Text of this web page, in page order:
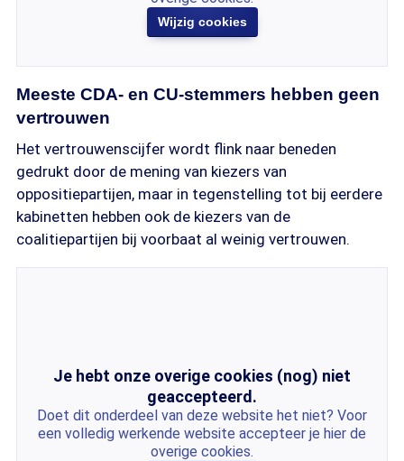
Wijzig cookies
Meeste CDA- en CU-stemmers hebben geen
vertrouwen
Het vertrouwenscijfer wordt flink naar beneden
gedrukt door de mening van kiezers van
oppositiepartijen, maar in tegenstelling tot bij eerdere
kabinetten hebben ook de kiezers van de
coalitiepartijen bij voorbaat al weinig vertrouwen.
Je hebt onze overige cookies (nog) niet
geaccepteerd.
Doet dit onderdeel van deze website het niet? Voor
een volledig werkende website accepteer je hier de
overige cookies.